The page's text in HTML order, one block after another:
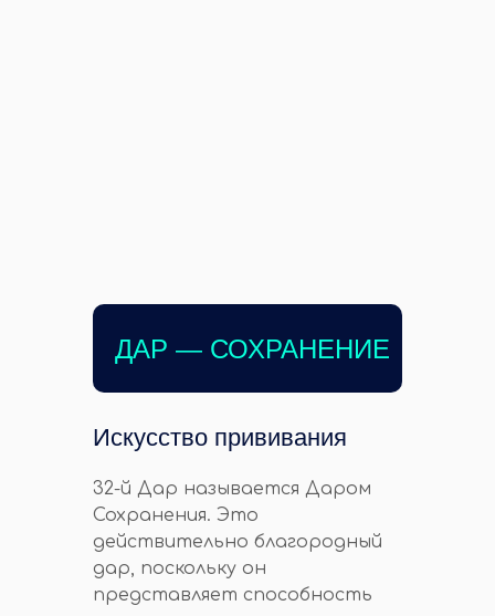
ДАР — СОХРАНЕНИЕ
Искусство прививания
32-й Дар называется Даром
Сохранения. Это
действительно благородный
дар, поскольку он
представляет способность